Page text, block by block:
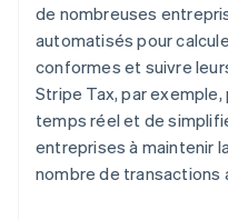
de nombreuses
automatisés pour
conformes et suivre
Stripe Tax, par
temps réel et de
entreprises à maintenir
nombre de transactions